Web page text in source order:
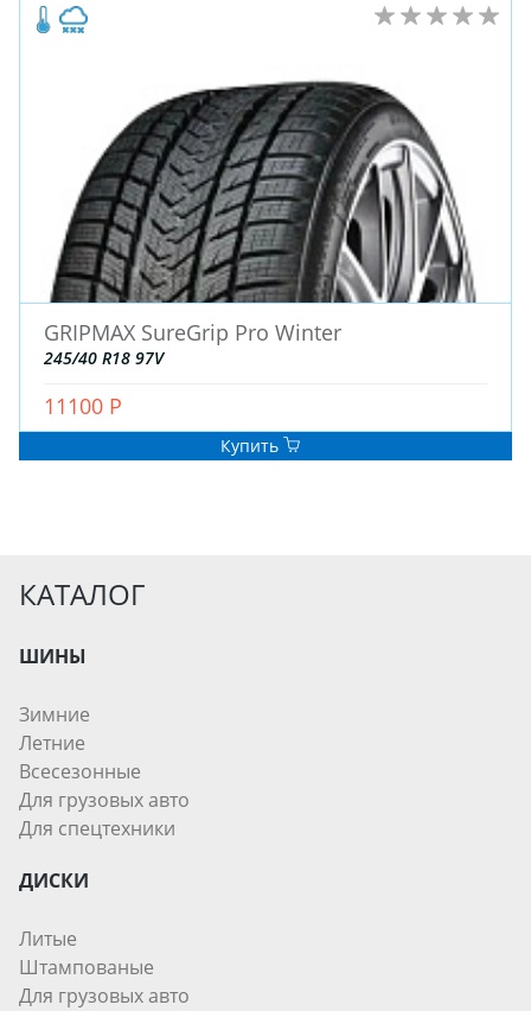
GRIPMAX SureGrip Pro Winter
245/40 R18 97V
11100 Р
Купить
КАТАЛОГ
ШИНЫ
Зимние
Летние
Всесезонные
Для грузовых авто
Для спецтехники
ДИСКИ
Литые
Штампованые
Для грузовых авто